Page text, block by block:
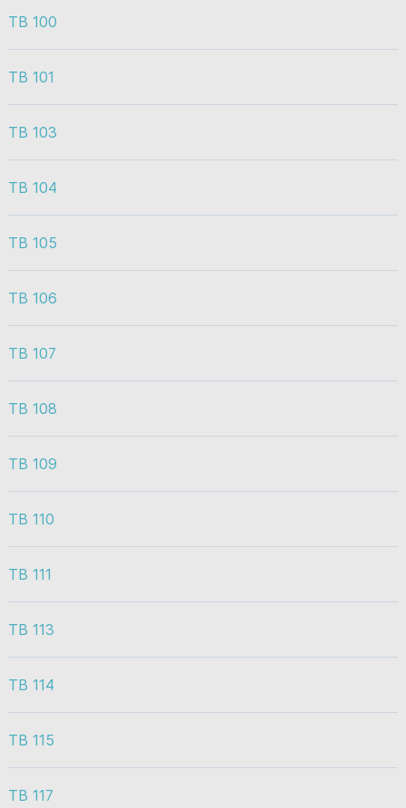
TB 100
TB 101
TB 103
TB 104
TB 105
TB 106
TB 107
TB 108
TB 109
TB 110
TB 111
TB 113
TB 114
TB 115
TB 117